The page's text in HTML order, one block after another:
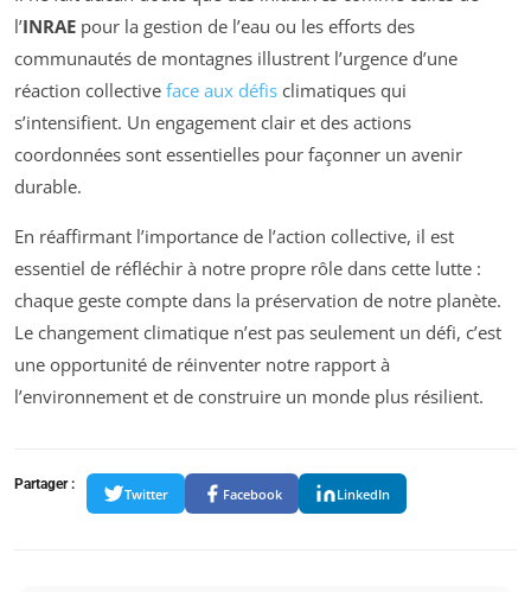
l’INRAE pour la gestion de l’eau ou les efforts des
communautés de montagnes illustrent l’urgence d’une
réaction collective face aux défis climatiques qui
s’intensifient. Un engagement clair et des actions
coordonnées sont essentielles pour façonner un avenir
durable.
En réaffirmant l’importance de l’action collective, il est
essentiel de réfléchir à notre propre rôle dans cette lutte :
chaque geste compte dans la préservation de notre planète.
Le changement climatique n’est pas seulement un défi, c’est
une opportunité de réinventer notre rapport à
l’environnement et de construire un monde plus résilient.
Partager :
Twitter Facebook LinkedIn